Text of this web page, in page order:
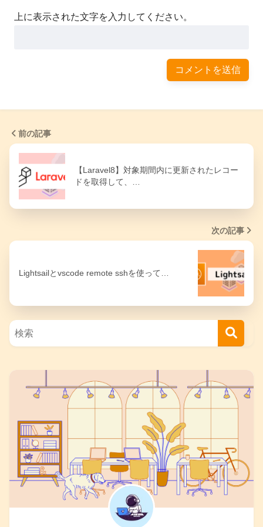
上に表示された文字を入力してください。
前の記事
【Laravel8】対象期間内に更新されたレコー
ドを取得して、…
次の記事
Lightsailとvscode remote sshを使って…